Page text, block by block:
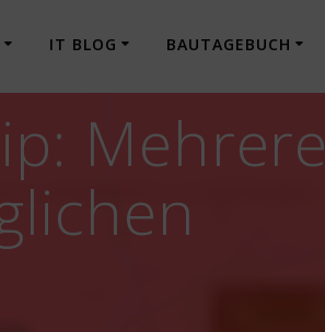
IT BLOG BAUTAGEBUCH
Mehrere